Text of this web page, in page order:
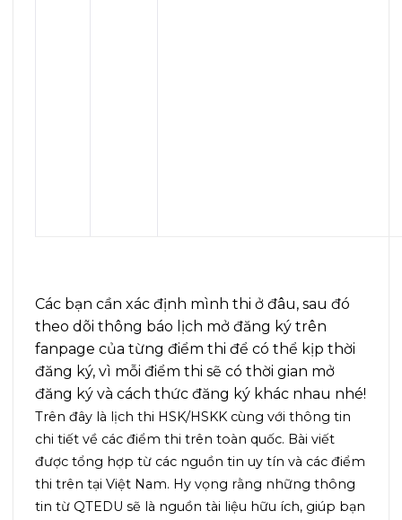
Các bạn cần xác định mình thi ở đâu, sau đó
theo dõi thông báo lịch mở đăng ký trên
fanpage của từng điểm thi để có thể kịp thời
đăng ký, vì mỗi điểm thi sẽ có thời gian mở
đăng ký và cách thức đăng ký khác nhau nhé!
Trên đây là lịch thi HSK/HSKK cùng với thông tin
chi tiết về các điểm thi trên toàn quốc. Bài viết
được tổng hợp từ các nguồn tin uy tín và các điểm
thi trên tại Việt Nam. Hy vọng rằng những thông
tin từ QTEDU sẽ là nguồn tài liệu hữu ích, giúp bạn